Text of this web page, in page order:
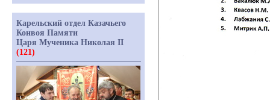
Карельский отдел Казачьего
Конвоя Памяти
Царя Мученика Николая II
(121)